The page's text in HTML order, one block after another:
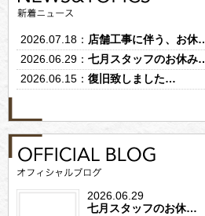
2026.07.18： 店舗工事に伴う、お休
2026.06.29：七月スタッフのお休み
2026.06.15：復旧致しました…
2026.06.29
七月スタッフのお休…